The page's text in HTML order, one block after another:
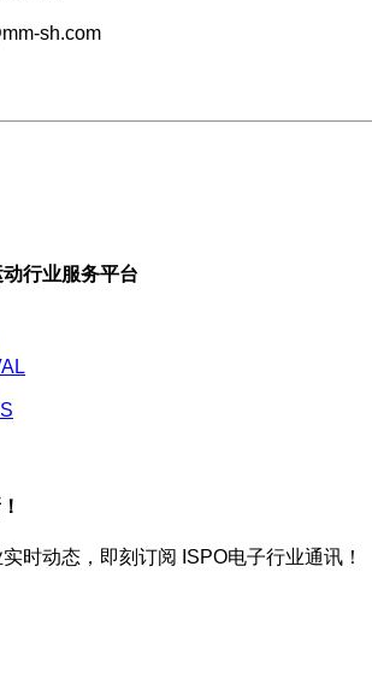
sh.com
行业服务平台
时动态，即刻订阅 ISPO电子行业通讯！